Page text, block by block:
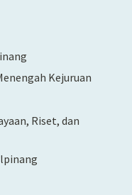
Kejuruan
Riset, dan